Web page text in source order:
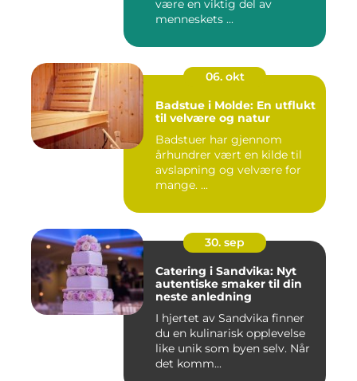
være en viktig del av
menneskets ...
06. okt
Badstue i Molde: En utflukt
til velvære og natur
Badstuer har gjennom
århundrer vært en kilde til
avslapning og velvære for
mange. ...
30. sep
Catering i Sandvika: Nyt
autentiske smaker til din
neste anledning
I hjertet av Sandvika finner
du en kulinarisk opplevelse
like unik som byen selv. Når
det komm...